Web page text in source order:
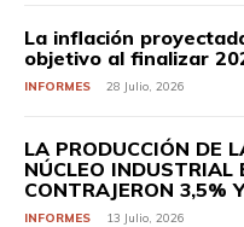
La inflación
objetivo al finalizar
INFORMES 28 Julio, 2026
LA PRODUCCIÓN DE
NÚCLEO INDUSTRIAL
CONTRAJERON 3,5%
INFORMES 13 Julio, 2026